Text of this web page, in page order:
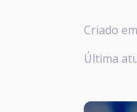
Criado
Última